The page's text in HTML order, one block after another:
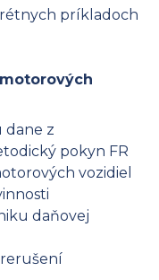
príkladoch
dane z
pokyn FR
vozidiel
daňovej